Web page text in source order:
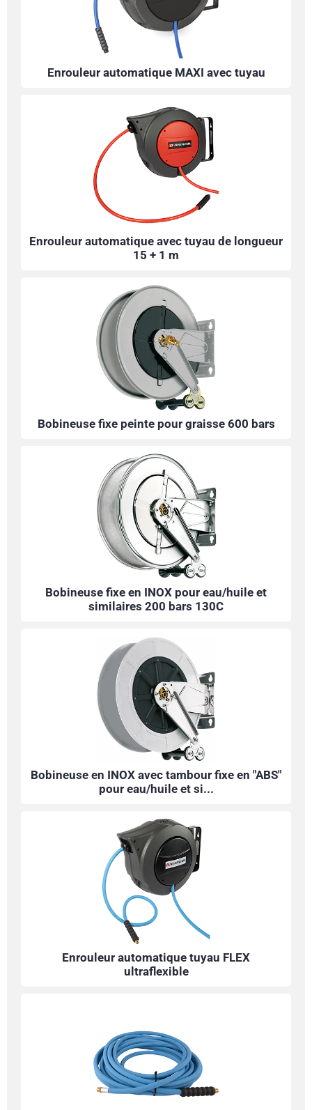
Enrouleur automatique MAXI avec tuyau
Enrouleur automatique avec tuyau de longueur
15 + 1 m
Bobineuse fixe peinte pour graisse 600 bars
Bobineuse fixe en INOX pour eau/huile et
similaires 200 bars 130C
Bobineuse en INOX avec tambour fixe en "ABS"
pour eau/huile et si...
Enrouleur automatique tuyau FLEX
ultraflexible